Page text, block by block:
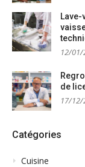
12/01/
de
17/12/
Catégories
Cuisine